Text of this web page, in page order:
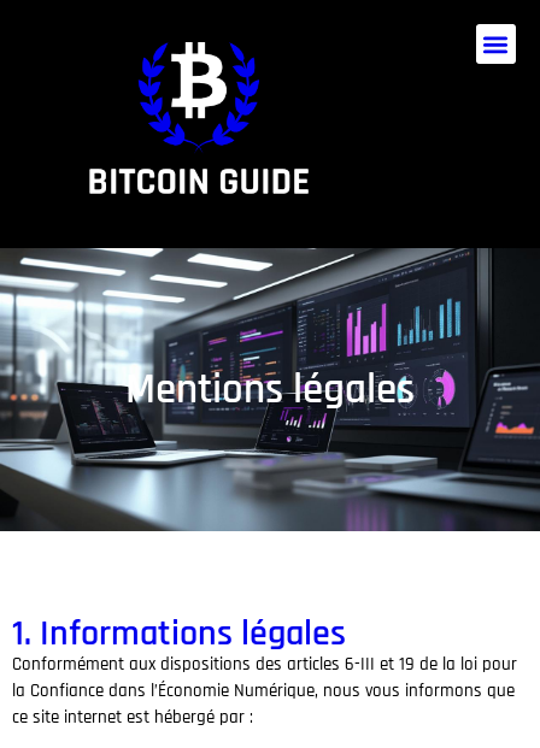
Mentions légales
1. Informations légales
Conformément aux dispositions des articles 6-III et 19 de la loi pour
la Confiance dans l’Économie Numérique, nous vous informons que
ce site internet est hébergé par :